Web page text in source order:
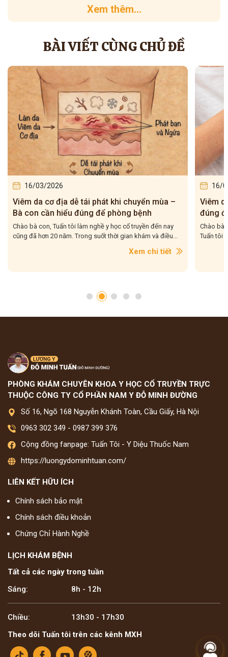
Xem thêm...
BÀI VIẾT CÙNG CHỦ ĐỀ
16/03/2026
Viêm da cơ địa tái đi tái lại – Bà con hiểu
đúng để điều trị cho dứt điểm
Chào bà con, Viêm da cơ địa tái đi tái lại là tình trạng mà
Tuấn tôi gặp rất nhiều trong quá trình hơn 20...
Xem chi tiết
16/
5 bài
–
Chào bà
tôi gặp
PHÒNG KHÁM CHUYÊN KHOA Y HỌC CỔ TRUYỀN TRỰC
THUỘC CÔNG TY CỔ PHẦN NAM Y ĐỖ MINH ĐƯỜNG
Số 16, Ngõ 168 Nguyễn Khánh Toàn, Cầu Giấy, Hà Nội
0963 302 349 - 0987 399 376
Cộng đồng fanpage: Tuấn Tôi - Y Diệu Thuốc Nam
https://luongydominhtuan.com/
LIÊN KẾT HỮU ÍCH
Chính sách bảo mật
Chính sách điều khoản
Chứng Chỉ Hành Nghề
LỊCH KHÁM BỆNH
Tất cả các ngày trong tuần
Sáng:
8h - 12h
Chiều:
13h30 - 17h30
Theo dõi Tuấn tôi trên các kênh MXH